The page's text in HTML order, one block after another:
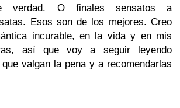
verdad. O finales sensatos a
Esos son de los mejores. Creo
incurable, en la vida y en mis
así que voy a seguir leyendo
valgan la pena y a recomendarlas